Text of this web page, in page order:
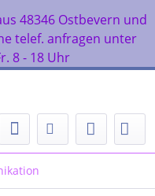
48346 Ostbevern und
telef. anfragen unter
8 - 18 Uhr